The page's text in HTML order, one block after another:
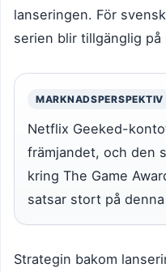
lanseringen. För
serien blir tillgänglig
MARKNADSPERSPEKTIV
Netflix Geeked-
främjandet, och den
kring The Game
satsar stort på
Strategin bakom